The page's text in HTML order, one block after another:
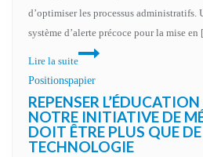
d’optimiser les processus administratifs.
système d’alerte précoce pour la mise
Lire la suite
Positionspapier
REPENSER
NOTRE INITIATIVE DE
DOIT ÊTRE PLUS QUE
TECHNOLOGIE